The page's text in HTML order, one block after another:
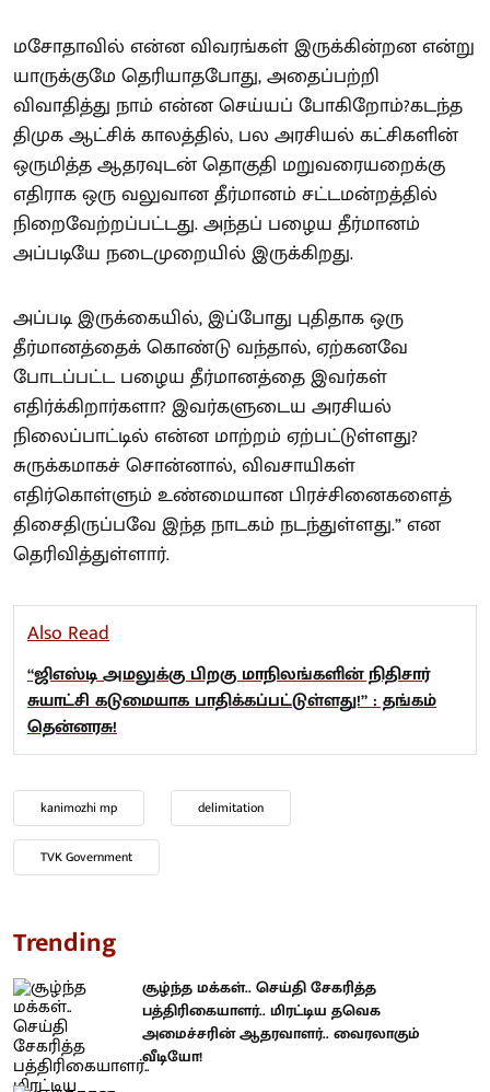
மசோதாவில் என்ன விவரங்கள் இருக்கின்றன என்று
யாருக்குமே தெரியாதபோது, அதைப்பற்றி
விவாதித்து நாம் என்ன செய்யப் போகிறோம்?கடந்த
திமுக ஆட்சிக் காலத்தில், பல அரசியல் கட்சிகளின்
ஒருமித்த ஆதரவுடன் தொகுதி மறுவரையறைக்கு
எதிராக ஒரு வலுவான தீர்மானம் சட்டமன்றத்தில்
நிறைவேற்றப்பட்டது. அந்தப் பழைய தீர்மானம்
அப்படியே நடைமுறையில் இருக்கிறது.
அப்படி இருக்கையில், இப்போது புதிதாக ஒரு
தீர்மானத்தைக் கொண்டு வந்தால், ஏற்கனவே
போடப்பட்ட பழைய தீர்மானத்தை இவர்கள்
எதிர்க்கிறார்களா? இவர்களுடைய அரசியல்
நிலைப்பாட்டில் என்ன மாற்றம் ஏற்பட்டுள்ளது?
சுருக்கமாகச் சொன்னால், விவசாயிகள்
எதிர்கொள்ளும் உண்மையான பிரச்சினைகளைத்
திசைதிருப்பவே இந்த நாடகம் நடந்துள்ளது.” என
தெரிவித்துள்ளார்.
Also Read
“ஜிஎஸ்டி அமலுக்கு பிறகு மாநிலங்களின் நிதிசார்
சுயாட்சி கடுமையாக பாதிக்கப்பட்டுள்ளது!” : தங்கம்
தென்னரசு!
kanimozhi mp delimitation
TVK Government
Trending
சூழ்ந்த மக்கள்.. செய்தி சேகரித்த
பத்திரிகையாளர்.. மிரட்டிய தவெக
அமைச்சரின் ஆதரவாளர்.. வைரலாகும்
வீடியோ!